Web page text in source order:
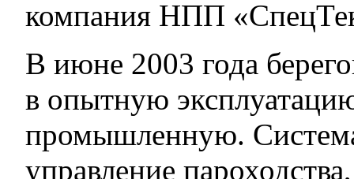
компания НПП
В июне 2003 года
в опытную
промышленную.
управление